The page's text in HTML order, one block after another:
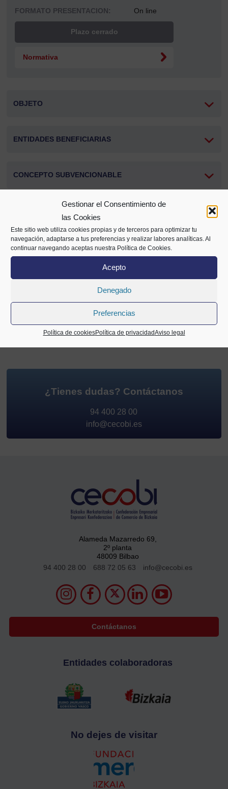
Gestionar el Consentimiento de
las Cookies
Este sitio web utiliza cookies propias y de terceros para optimizar tu
navegación, adaptarse a tus preferencias y realizar labores analíticas. Al
continuar navegando aceptas nuestra Política de Cookies.
Acepto
Denegado
Preferencias
Política de cookiesPolítica de privacidadAviso legal
FORMATO PRESENTACION:
On line
Plazo cerrado
Normativa
OBJETO
ENTIDADES BENEFICIARIAS
CONCEPTO SUBVENCIONABLE
PLAZOS
PRESENTACIÓN DE SOLICITUDES
Compartir
¿Tienes dudas? Contáctanos
94 400 28 00
info@cecobi.es
Alameda Mazarredo 69,
2º planta
48009 Bilbao
94 400 28 00
688 72 05 63 info@cecobi.es
Contáctanos
Entidades colaboradoras
No dejes de visitar